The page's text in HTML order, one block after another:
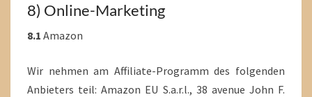
8) Online-Marketing
8.1 Amazon
Wir nehmen am Affiliate-Programm des folgenden
Anbieters teil: Amazon EU S.a.r.l., 38 avenue John F.